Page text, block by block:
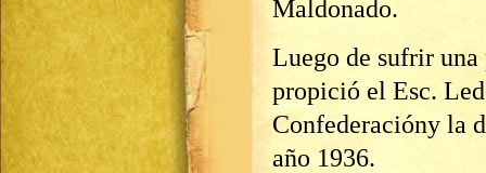
Maldonado.
Luego de sufrir
propició el Esc.
Confederacióny la
año 1936.